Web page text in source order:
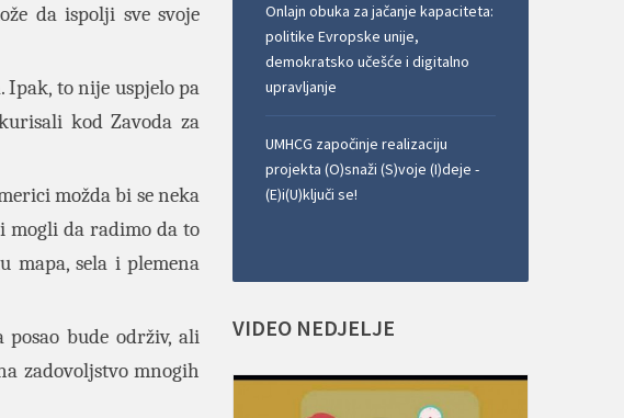
da ispolji sve svoje
Ipak, to nije uspjelo pa
kod Zavoda za
možda bi se neka
mogli da radimo da to
mapa, sela i plemena
bude održiv, ali
zadovoljstvo mnogih
Onlajn obuka za jačanje kapaciteta:
politike Evropske unije,
demokratsko učešće i digitalno
upravljanje
UMHCG započinje realizaciju
projekta (O)snaži (S)voje (I)deje -
(E)i(U)ključi se!
VIDEO NEDJELJE